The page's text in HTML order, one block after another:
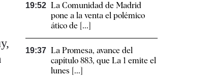
19:52 La Comunidad de Madrid
pone a la venta el polémico
ático de [...]
19:37 La Promesa, avance del
capítulo 883, que La 1 emite el
lunes [...]